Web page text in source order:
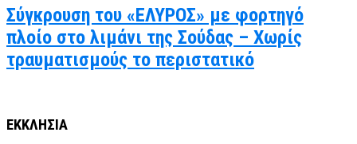
Σύγκρουση του «ΕΛΥΡΟΣ» με φορτηγό
πλοίο στο λιμάνι της Σούδας – Χωρίς
τραυματισμούς το περιστατικό
ΕΚΚΛΗΣΙΑ